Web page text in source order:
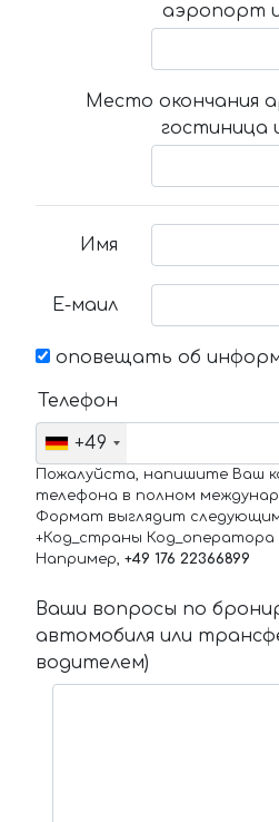
аэропорт
Место окончания
гостиница
Имя
Е-маил
оповещать об
Телефон
+49
Пожалуйста, напишите Ваш
телефона в полном
Формат выглядит
+Код_страны Код_оператора
Например, +49 176 22366899
Ваши вопросы по
автомобиля или
водителем)